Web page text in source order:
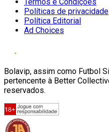
Políticas de privacidade
Política Editorial
Ad Choices
Bolavip, assim como Futbol
pertencente à Better
reservados.